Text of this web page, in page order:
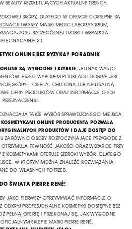
BEAUTY KSZTAŁTUJĄCYCH AKTUALNE TRENDY.
SKÓRY, DLATEGO W OFERCIE DOSTĘPNE SĄ
TWARZY MARKI MEDIC LABORATORIUM,
SZCZEGÓLNEJ TROSKI I WSPARCIA
ONLINE BEZ RYZYKA? PORADNIK
ONLINE SĄ WYGODNE I SZYBKIE, JEDNAK WARTO
PRZED WYBOREM PODKŁADU DOBRZE JEST
SKÓRY – CIEPŁĄ, CHŁODNĄ LUB NEUTRALNĄ.
OPISY PRODUKTÓW ORAZ INFORMACJE O ICH
PRZEZNACZENIU.
TAKŻE WYBÓR SPRAWDZONEGO MIEJSCA
KOSMETYKAMI ONLINE PRODUCENTA POZWALA
PRODUKTÓW I DAJE DOSTĘP DO
ZARÓWNO OSOBY ROZPOCZYNAJĄCE PRZYGODĘ Z
PEWNOŚĆ JAKOŚCI ORAZ WSPARCIE PRZY
Z KOSMETYKAMI OFERUJE SZEROKI WYBÓR, DLATEGO
W KTÓRYM MOŻNA ZNALEŹĆ ROZWIĄZANIA
DO WŁASNYCH POTRZEB.
ŚWIATA PIERRE RENÉ!
JAKO PIERWSZY OTRZYMYWAĆ INFORMACJE O
PROFESJONALNE KOSMETYKI DOSTĘPNE BEZ
PEŁNĄ OFERTĘ I PRZEKONAJ SIĘ, JAK WYGODNE
SKLEPIE MARKI PIERRE RENÉ.